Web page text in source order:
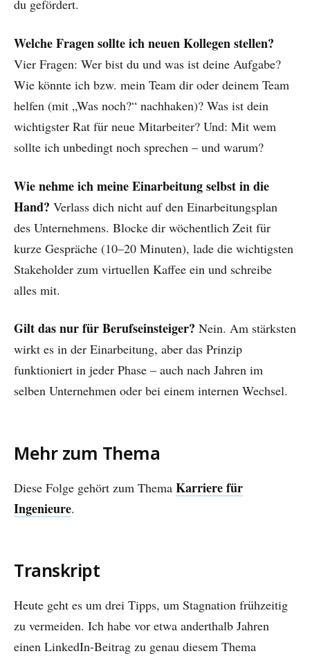
du gefördert.
Welche Fragen sollte ich neuen Kollegen stellen?
Vier Fragen: Wer bist du und was ist deine Aufgabe?
Wie könnte ich bzw. mein Team dir oder deinem Team
helfen (mit „Was noch?“ nachhaken)? Was ist dein
wichtigster Rat für neue Mitarbeiter? Und: Mit wem
sollte ich unbedingt noch sprechen – und warum?
Wie nehme ich meine Einarbeitung selbst in die
Hand? Verlass dich nicht auf den Einarbeitungsplan
des Unternehmens. Blocke dir wöchentlich Zeit für
kurze Gespräche (10–20 Minuten), lade die wichtigsten
Stakeholder zum virtuellen Kaffee ein und schreibe
alles mit.
Gilt das nur für Berufseinsteiger? Nein. Am stärksten
wirkt es in der Einarbeitung, aber das Prinzip
funktioniert in jeder Phase – auch nach Jahren im
selben Unternehmen oder bei einem internen Wechsel.
Mehr zum Thema
Diese Folge gehört zum Thema Karriere für
Ingenieure.
Transkript
Heute geht es um drei Tipps, um Stagnation frühzeitig
zu vermeiden. Ich habe vor etwa anderthalb Jahren
einen LinkedIn-Beitrag zu genau diesem Thema